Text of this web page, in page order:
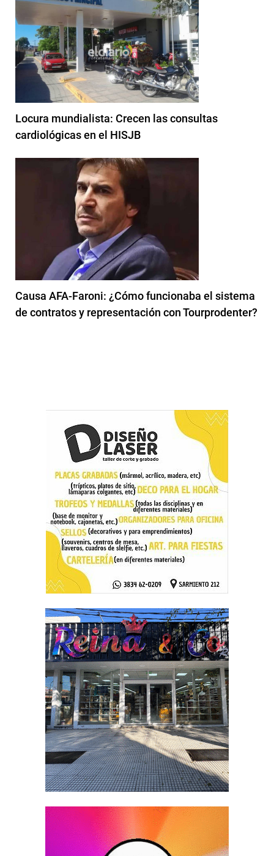
Locura mundialista: Crecen las consultas
cardiológicas en el HISJB
Causa AFA-Faroni: ¿Cómo funcionaba el sistema
de contratos y representación con Tourprodenter?